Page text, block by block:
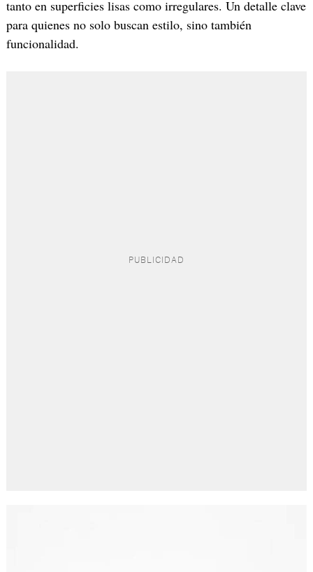
tanto en superficies lisas como irregulares. Un detalle clave
para quienes no solo buscan estilo, sino también
funcionalidad.